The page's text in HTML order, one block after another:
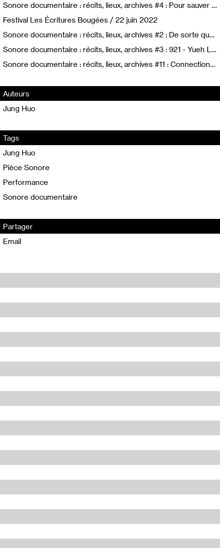
Sonore documentaire : récits, lieux, archives #4 : Pour sauver les roses - Anna Devillers
Festival Les Écritures Bougées / 22 juin 2022
Sonore documentaire : récits, lieux, archives #2 : De sorte que pendant longtemps je n’ai pas pu parler de cette histoire avec quiconque - Clémence Delbart Seye
Sonore documentaire : récits, lieux, archives #3 : 921 - Yueh Ling
Sonore documentaire : récits, lieux, archives #11 : Connection - Noémie Vincent-Maudry
Auteurs
Jung Huo
Tags
Jung Huo
Pièce Sonore
Performance
Sonore documentaire
Partager
Email